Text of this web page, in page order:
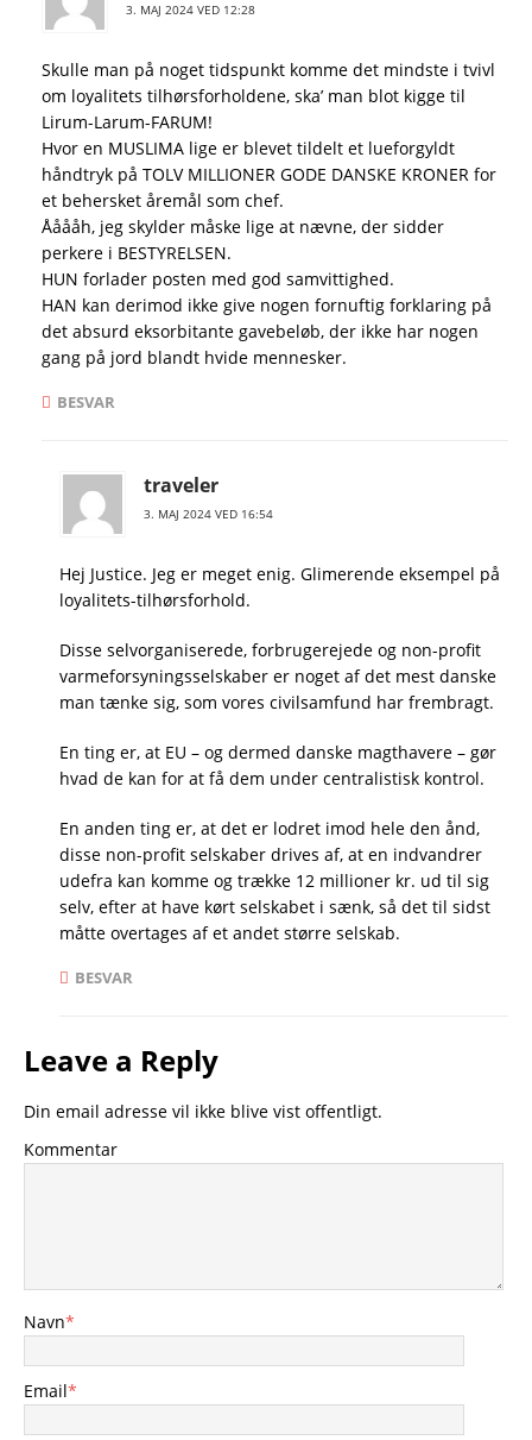
3. MAJ 2024 VED 12:28
Skulle man på noget tidspunkt komme det mindste i tvivl
om loyalitets tilhørsforholdene, ska’ man blot kigge til
Lirum-Larum-FARUM!
Hvor en MUSLIMA lige er blevet tildelt et lueforgyldt
håndtryk på TOLV MILLIONER GODE DANSKE KRONER for
et behersket åremål som chef.
Ååååh, jeg skylder måske lige at nævne, der sidder
perkere i BESTYRELSEN.
HUN forlader posten med god samvittighed.
HAN kan derimod ikke give nogen fornuftig forklaring på
det absurd eksorbitante gavebeløb, der ikke har nogen
gang på jord blandt hvide mennesker.
BESVAR
traveler
3. MAJ 2024 VED 16:54
Hej Justice. Jeg er meget enig. Glimerende eksempel på
loyalitets-tilhørsforhold.
Disse selvorganiserede, forbrugerejede og non-profit
varmeforsyningsselskaber er noget af det mest danske
man tænke sig, som vores civilsamfund har frembragt.
En ting er, at EU – og dermed danske magthavere – gør
hvad de kan for at få dem under centralistisk kontrol.
En anden ting er, at det er lodret imod hele den ånd,
disse non-profit selskaber drives af, at en indvandrer
udefra kan komme og trække 12 millioner kr. ud til sig
selv, efter at have kørt selskabet i sænk, så det til sidst
måtte overtages af et andet større selskab.
BESVAR
Leave a Reply
Din email adresse vil ikke blive vist offentligt.
Kommentar
Navn*
Email*